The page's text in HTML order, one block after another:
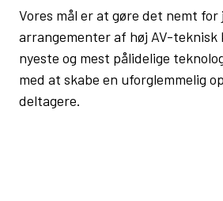
Vores mål er at gøre det nemt
arrangementer af høj AV-teknisk
nyeste og mest pålidelige
med at skabe en uforglemmelig
deltagere.